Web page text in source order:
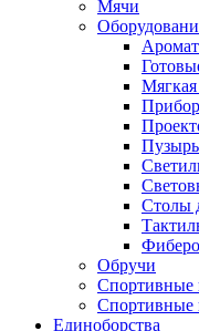
Мячи
Мягкая
Столы
Обручи
Спортивные
Спортивные
Единоборства